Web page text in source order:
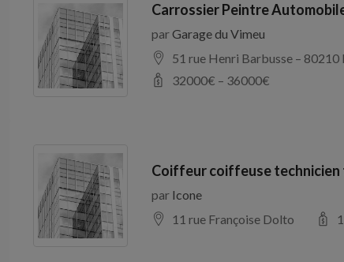
Carrossier Peintre
parGarage du Vimeu
51 rue Henri Barbusse – 80210
32000€ – 36000€
Coiffeur coiffeuse technicien
par Icone
11 rue Françoise Dolto